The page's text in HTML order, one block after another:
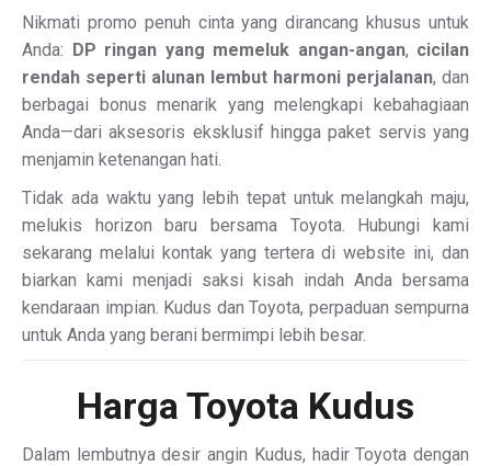
Nikmati promo penuh cinta yang dirancang khusus untuk
Anda: DP ringan yang memeluk angan-angan, cicilan
rendah seperti alunan lembut harmoni perjalanan, dan
berbagai bonus menarik yang melengkapi kebahagiaan
Anda—dari aksesoris eksklusif hingga paket servis yang
menjamin ketenangan hati.
Tidak ada waktu yang lebih tepat untuk melangkah maju,
melukis horizon baru bersama Toyota. Hubungi kami
sekarang melalui kontak yang tertera di website ini, dan
biarkan kami menjadi saksi kisah indah Anda bersama
kendaraan impian. Kudus dan Toyota, perpaduan sempurna
untuk Anda yang berani bermimpi lebih besar.
Harga Toyota Kudus
Dalam lembutnya desir angin Kudus, hadir Toyota dengan